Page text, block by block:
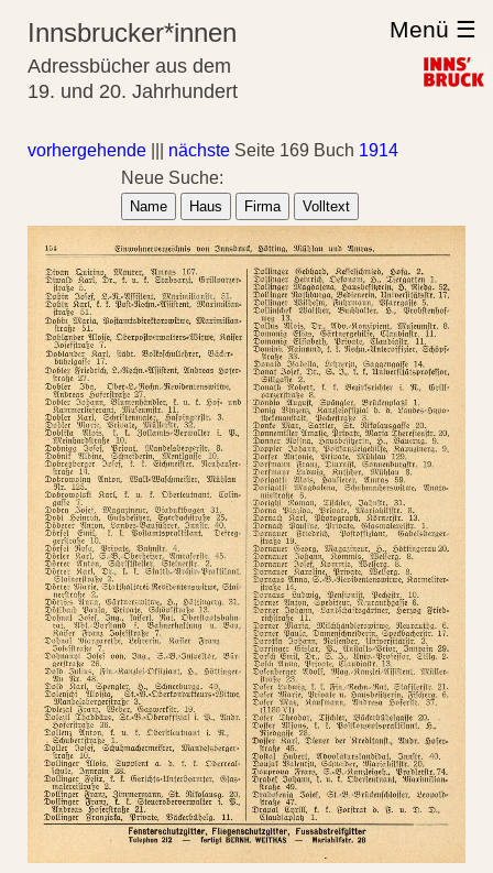
Innsbrucker*innen
Adressbücher aus dem
19. und 20. Jahrhundert
Menü ☰
vorhergehende nächste Seite 169 Buch 1914
Neue Suche:
Name Haus Firma Volltext